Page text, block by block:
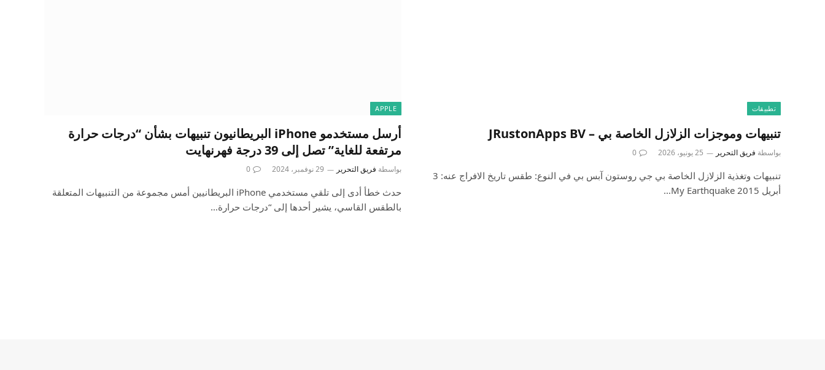
تطبيقات
تنبيهات وموجزات الزلازل الخاصة بي – JRustonApps BV
بواسطة فريق التحرير 25 يونيو، 2026 0
تنبيهات وتغذية الزلازل الخاصة بي جي روستون آبس بي في النوع: طقس تاريخ الافراج عنه: 3
أبريل 2015 My Earthquake…
APPLE
أرسل مستخدمو iPhone البريطانيون تنبيهات بشأن “درجات حرارة
مرتفعة للغاية” تصل إلى 39 درجة فهرنهايت
بواسطة فريق التحرير 29 نوفمبر، 2024 0
حدث خطأ أدى إلى تلقي مستخدمي iPhone البريطانيين أمس مجموعة من التنبيهات المتعلقة
بالطقس القاسي، يشير أحدها إلى “درجات حرارة…